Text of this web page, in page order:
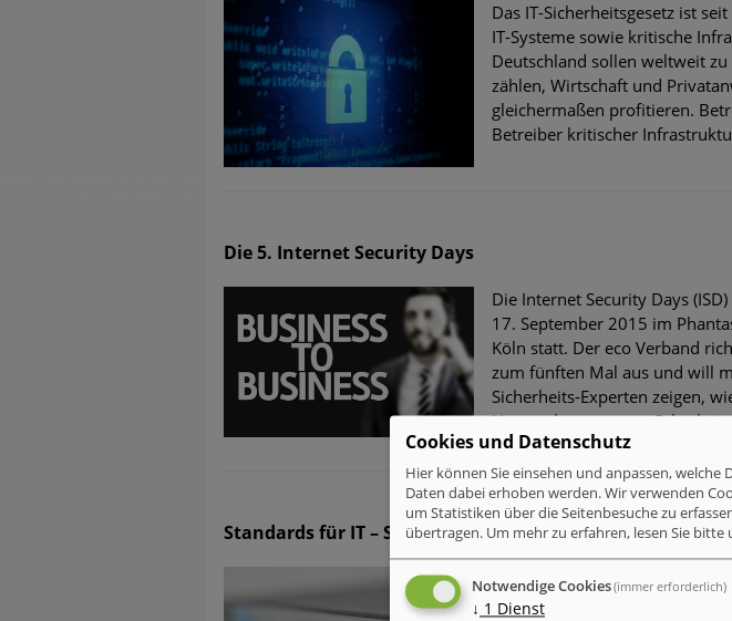
Das IT-Sicherheitsgesetz ist
IT-Systeme sowie kritische
Deutschland sollen weltweit zu
zählen, Wirtschaft und
gleichermaßen profitieren.
Betreiber kritischer
Die 5. Internet Security Days
Die Internet Security Days
17. September 2015 im
Köln statt. Der eco Verband
zum fünften Mal aus und will
Sicherheits-Experten zeigen,
Unternehmen gegen
können.
Standards für IT – Sicherheitsprodukte
Die European Expert Group for
stellte ihren "Eicar Minimum
Cookies und Datenschutz
Hier können Sie einsehen und anpassen,
Daten dabei erhoben werden. Wir verwenden
um Statistiken über die Seitenbesuche zu
übertragen. Um mehr zu erfahren, lesen Sie bitte
Notwendige Cookies(immer erforderlich)
↓ 1 Dienst